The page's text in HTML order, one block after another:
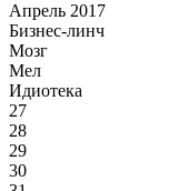
Апрель 2017
Бизнес-линч
Мозг
Мел
Идиотека
27
28
29
30